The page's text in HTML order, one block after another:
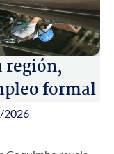
región,
formal
2026